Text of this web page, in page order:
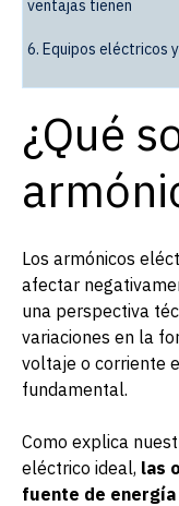
ventajas tienen
6. Equipos eléctricos
¿Qué
Los armónicos
afectar
una perspectiva
variaciones en la
voltaje o corriente
fundamental.
Como explica
eléctrico ideal, las
fuente de